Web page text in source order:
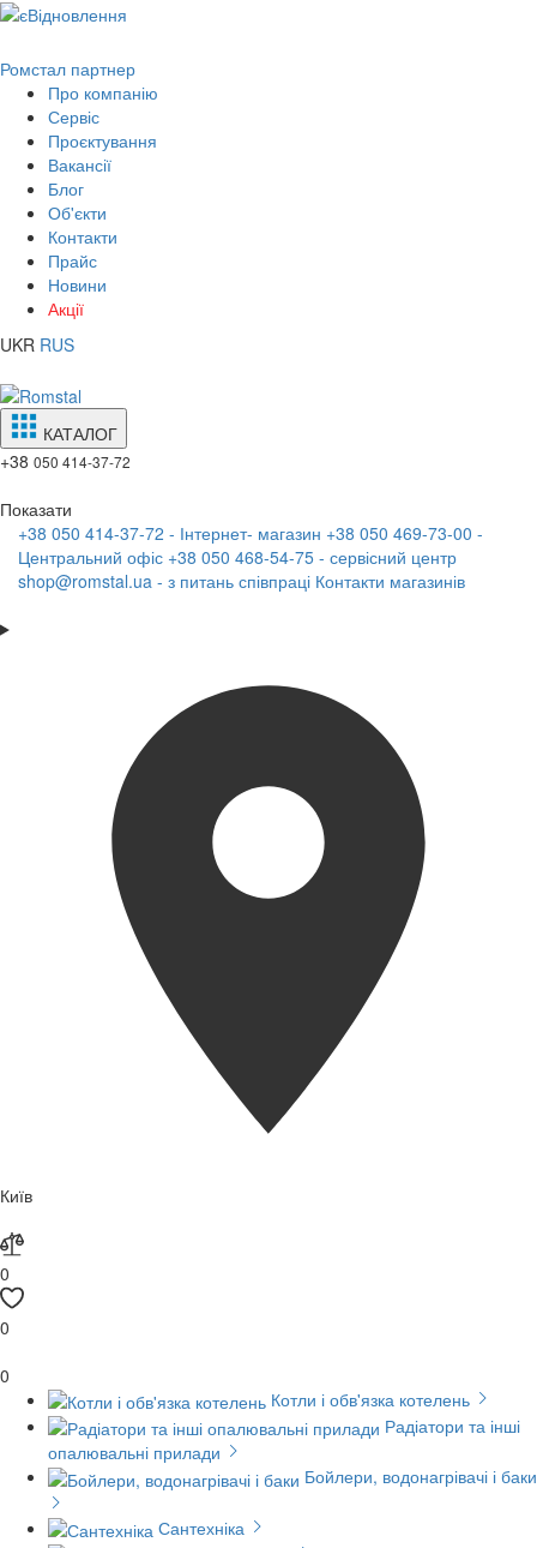
Ромстал партнер
Про компанію
Сервіс
Проєктування
Вакансії
Блог
Об'єкти
Контакти
Прайс
Новини
Акції
UKR RUS
КАТАЛОГ
+38 050 414-37-72
Показати
+38 050 414-37-72 - Інтернет- магазин +38 050 469-73-00 -
Центральний офіс +38 050 468-54-75 - сервісний центр
shop@romstal.ua - з питань співпраці Контакти магазинів
Київ
0
0
0
Котли і обв'язка котелень
Радіатори та інші
опалювальні прилади
Бойлери, водонагрівачі і баки
Сантехніка